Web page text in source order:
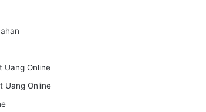
Uang Online
Uang Online